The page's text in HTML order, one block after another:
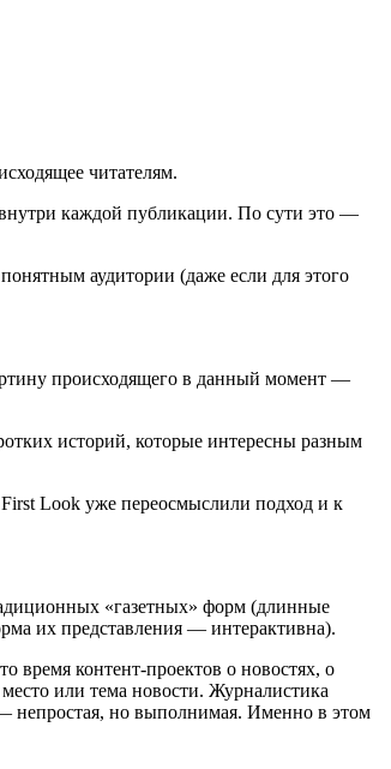
читателям.
каждой публикации. По сути это —
аудитории (даже если для этого
происходящего в данный момент —
историй, которые интересны разным
First Look уже переосмыслили подход и к
«газетных» форм (длинные
их представления — интерактивна).
время контент-проектов о новостях, о
или тема новости. Журналистика
непростая, но выполнимая. Именно в этом